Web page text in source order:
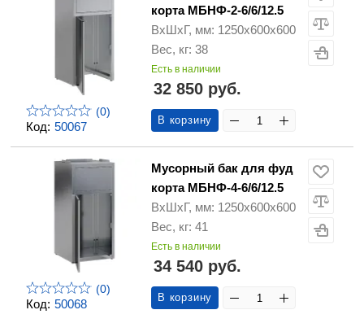
Код: 50067
(0)
корта МБНФ-2-6/6/12.5
ВхШхГ, мм: 1250х600х600
Вес, кг: 38
Есть в наличии
32 850 руб.
В корзину
Код: 50068
(0)
Мусорный бак для фуд
корта МБНФ-4-6/6/12.5
ВхШхГ, мм: 1250х600х600
Вес, кг: 41
Есть в наличии
34 540 руб.
В корзину